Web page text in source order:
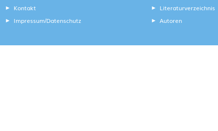
Kontakt
Impressum/Datenschutz
Literaturverzeichnis
Autoren